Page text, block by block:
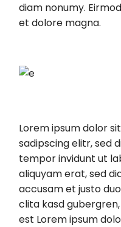
diam nonumy.
et dolore magna.
Lorem ipsum dolor
sadipscing elitr, sed
tempor invidunt ut
aliquyam erat, sed
accusam et justo
clita kasd
est Lorem ipsum